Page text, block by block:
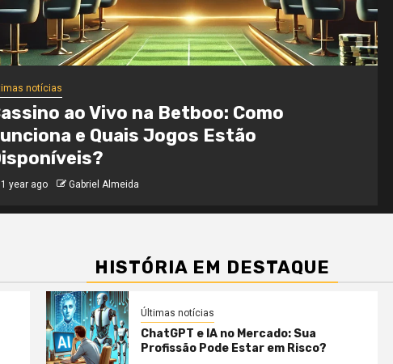
Últimas notícias
ChatGPT e IA no Mercado: Sua Profissão
Pode Estar em Risco?
1 year ago Gabriel Almeida
HISTÓRIA EM DESTAQUE
Últimas notícias
ChatGPT e IA no Mercado: Sua
Profissão Pode Estar em Risco?